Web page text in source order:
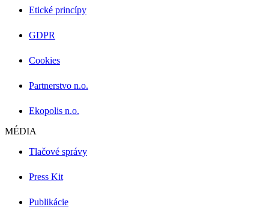
Etické princípy
GDPR
Cookies
Partnerstvo n.o.
Ekopolis n.o.
MÉDIA
Tlačové správy
Press Kit
Publikácie